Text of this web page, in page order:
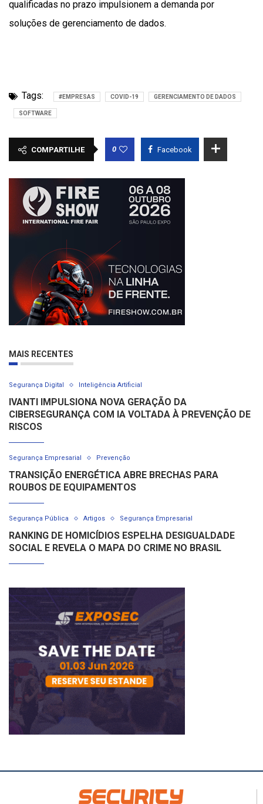
qualificadas no prazo impulsionem a demanda por
soluções de gerenciamento de dados.
Tags: #EMPRESAS COVID-19 GERENCIAMENTO DE DADOS
SOFTWARE
COMPARTILHE 0 Facebook
MAIS RECENTES
Segurança Digital Inteligência Artificial
IVANTI IMPULSIONA NOVA GERAÇÃO DA
CIBERSEGURANÇA COM IA VOLTADA À PREVENÇÃO DE
RISCOS
Segurança Empresarial Prevenção
TRANSIÇÃO ENERGÉTICA ABRE BRECHAS PARA
ROUBOS DE EQUIPAMENTOS
Segurança Pública Artigos Segurança Empresarial
RANKING DE HOMICÍDIOS ESPELHA DESIGUALDADE
SOCIAL E REVELA O MAPA DO CRIME NO BRASIL